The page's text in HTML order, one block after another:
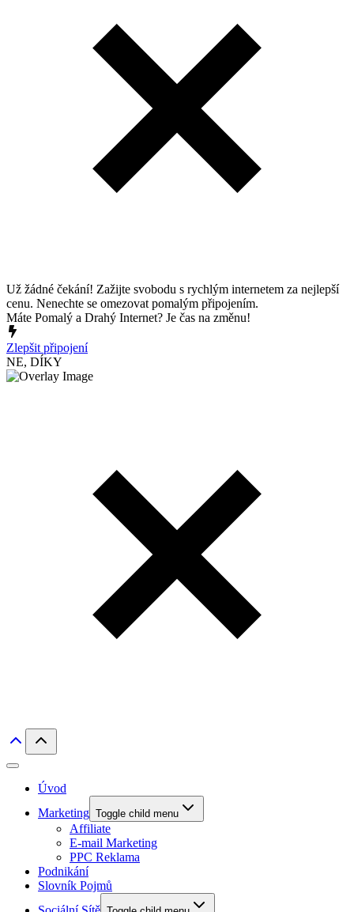
Už žádné čekání! Zažijte svobodu s rychlým internetem za nejlepší
cenu. Nenechte se omezovat pomalým připojením.
Máte Pomalý a Drahý Internet? Je čas na změnu!
Zlepšit připojení
NE, DÍKY
Úvod
Marketing Toggle child menu
Affiliate
E-mail Marketing
PPC Reklama
Podnikání
Slovník Pojmů